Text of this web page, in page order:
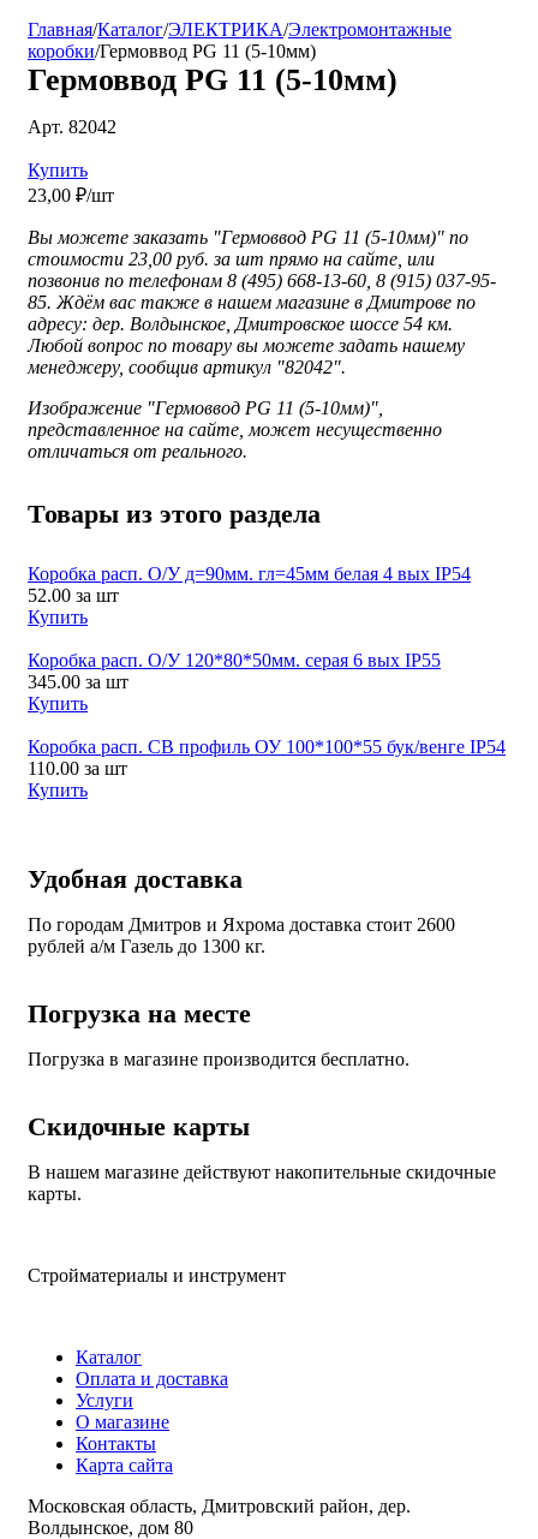
Главная/Каталог/ЭЛЕКТРИКА/Электромонтажные
коробки/Гермоввод PG 11 (5-10мм)
Гермоввод PG 11 (5-10мм)
Арт. 82042
Купить
23,00 ₽/шт
Вы можете заказать "Гермоввод PG 11 (5-10мм)" по
стоимости 23,00 руб. за шт прямо на сайте, или
позвонив по телефонам 8 (495) 668-13-60, 8 (915) 037-95-
85. Ждём вас также в нашем магазине в Дмитрове по
адресу: дер. Волдынское, Дмитровское шоссе 54 км.
Любой вопрос по товару вы можете задать нашему
менеджеру, сообщив артикул "82042".
Изображение "Гермоввод PG 11 (5-10мм)",
представленное на сайте, может несущественно
отличаться от реального.
Товары из этого раздела
Коробка расп. О/У д=90мм. гл=45мм белая 4 вых IP54
52.00 за шт
Купить
Коробка расп. О/У 120*80*50мм. серая 6 вых IP55
345.00 за шт
Купить
Коробка расп. СВ профиль ОУ 100*100*55 бук/венге IP54
110.00 за шт
Купить
Удобная доставка
По городам Дмитров и Яхрома доставка стоит 2600
рублей а/м Газель до 1300 кг.
Погрузка на месте
Погрузка в магазине производится бесплатно.
Скидочные карты
В нашем магазине действуют накопительные скидочные
карты.
Стройматериалы и инструмент
Каталог
Оплата и доставка
Услуги
О магазине
Контакты
Карта сайта
Московская область, Дмитровский район, дер.
Волдынское, дом 80